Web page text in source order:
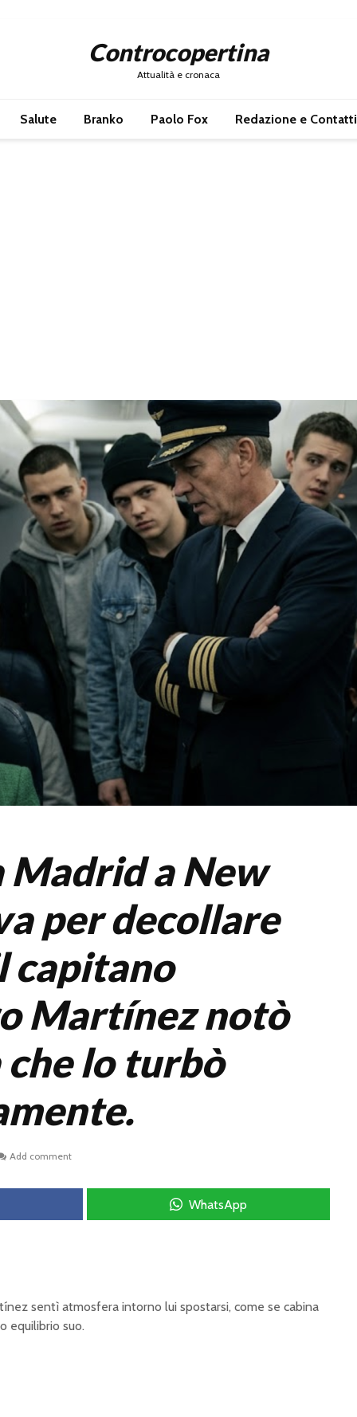
Controcopertina
Attualità e cronaca
Salute Branko Paolo Fox Redazione e Contatti
Madrid a New
per decollare
capitano
Martínez notò
che lo turbò
Add comment
WhatsApp
sentì atmosfera intorno lui spostarsi, come se cabina
equilibrio suo.